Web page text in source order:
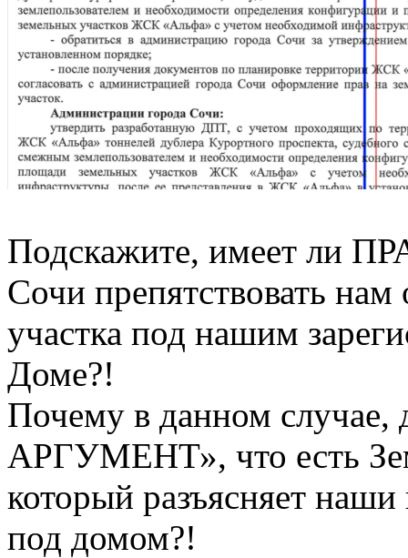
Подскажите, имеет ли
Сочи препятствовать
участка под нашим
Доме?!
Почему в данном
АРГУМЕНТ», что есть
который разъясняет
под домом?!